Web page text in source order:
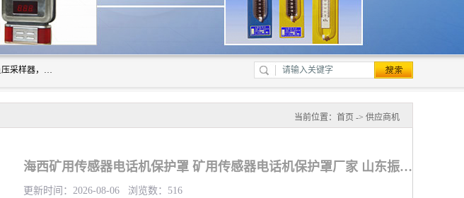
山东振达工矿设备有限公司是集科研开发、生产加工、电子商务为一体的技术型企业,公司主营:气体自动负压采样器，矿灯,光干涉甲烷测定器及其校验仪,甲烷报警仪及其校验装置,甲烷传感器校验装置,粉尘校验装置,煤尘爆炸校验装置,高压水表,三点测径规,圆型规,钢规磨耗仪,第四种检查器,内距尺,轮径尺,样板等铁路配件仪表,矿用设备等产品.
当前位置： 首页 -> 供应商机
海西矿用传感器电话机保护罩 矿用传感器电话机保护罩厂家 山东振达工矿设备有限公司
更新时间：2026-08-06 浏览数：516